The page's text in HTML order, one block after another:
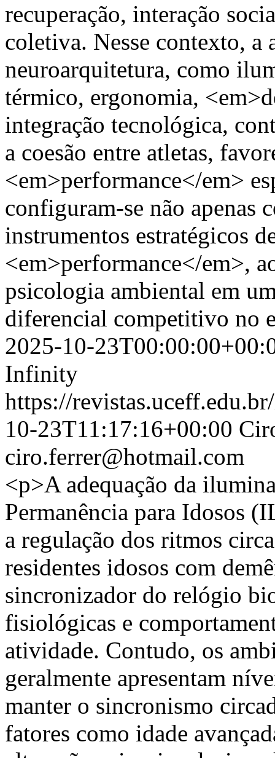
recuperação, interação
coletiva. Nesse contexto,
neuroarquitetura, como
térmico, ergonomia,
integração tecnológica,
a coesão entre atletas,
<em>performance</em>
configuram-se não apenas
instrumentos estratégicos
<em>performance</em>,
psicologia ambiental em
diferencial competitivo no
2025-10-
Infinity
https://
10-23T11:17:16+00:00
ciro.ferrer@hotmail.com
<p>A adequação da
Permanência para Idosos
a regulação dos ritmos
residentes idosos com
sincronizador do relógio
fisiológicas e
atividade. Contudo, os
geralmente apresentam
manter o sincronismo
fatores como idade